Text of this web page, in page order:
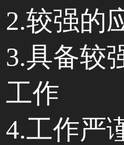
2.较强的
3.具备较
工作
4.工作严